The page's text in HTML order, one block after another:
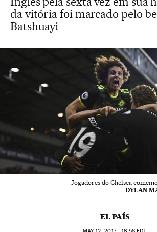
da vitória foi marcado pelo
Batshuayi
Jogadores do Chelsea
DYLAN
EL PAÍS